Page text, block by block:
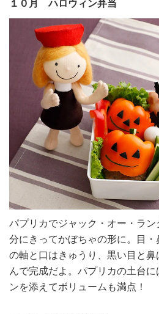
１０月 ハロウィン弁当
パプリカでジャック・オー・ラ
分にきってかぼちゃの形に。目
の軸と口はきゅうり、黒い目と鼻
んで完成だよ。パプリカの土台
ンを添えてボリュームも満点！